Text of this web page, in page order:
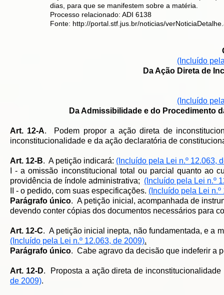
dias, para que se manifestem sobre a matéria.
Processo relacionado: ADI 6138
Fonte: http://portal.stf.jus.br/noticias/
(Incluído
​Da Ação Direta de
(Incluído
Da Admissibilidade e do Procedimento
Art. 12-A. Podem propor a ação direta de
inconstitucionalidade e da ação declaratória de
Art. 12-B. A petição indicará: (Incluído pela Lei n.º 12.063,
I - a omissão inconstitucional total ou parcial quanto ao
providência de índole administrativa; (Incluído pela Lei n.º
II - o pedido, com suas especificações. (Incluído pela Lei
Parágrafo único. A petição inicial, acompanhada de
devendo conter cópias dos documentos necessários para
Art. 12-C. A petição inicial inepta, não fundamentada, e a
(Incluído pela Lei n.º 12.063, de 2009).
Parágrafo único. Cabe agravo da decisão que indeferir a
Art. 12-D. Proposta a ação direta de
de 2009).